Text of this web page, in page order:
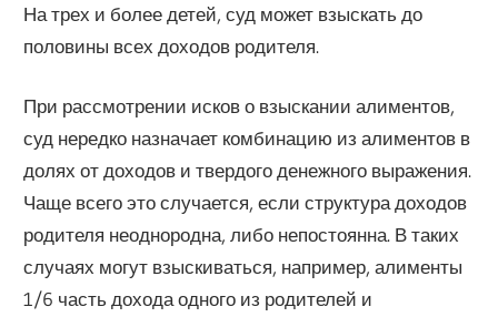
На трех и более детей, суд может взыскать до
половины всех доходов родителя.
При рассмотрении исков о взыскании алиментов,
суд нередко назначает комбинацию из алиментов в
долях от доходов и твердого денежного выражения.
Чаще всего это случается, если структура доходов
родителя неоднородна, либо непостоянна. В таких
случаях могут взыскиваться, например, алименты
1/6 часть дохода одного из родителей и